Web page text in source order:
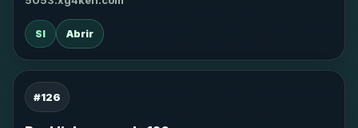
SI Abrir
#126